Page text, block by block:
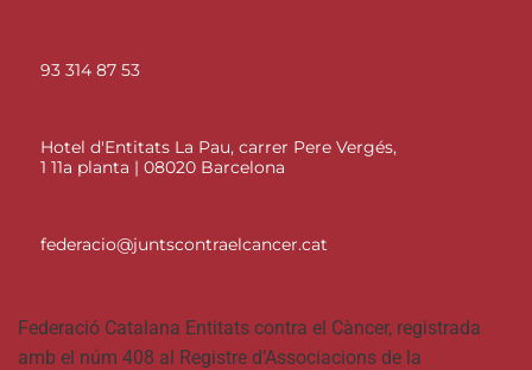
93 314 87 53
Hotel d'Entitats La Pau, carrer Pere Vergés,
1 11a planta | 08020 Barcelona
federacio@juntscontraelcancer.cat
Federació Catalana Entitats contra el Càncer, registrada
amb el núm 408 al Registre d’Associacions de la